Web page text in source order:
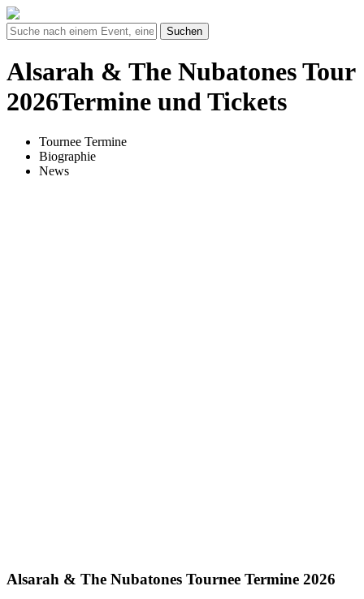
Suchen
Alsarah & The Nubatones Tour
2026Termine und Tickets
Tournee Termine
Biographie
News
Alsarah & The Nubatones Tournee Termine 2026